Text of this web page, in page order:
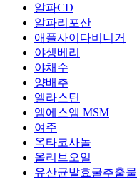
알파CD
알파리포산
애플사이다비니거
야생베리
야채수
양배추
엘라스틴
엠에스엠 MSM
여주
옥타코사놀
올리브오일
유산균발효굴추출물